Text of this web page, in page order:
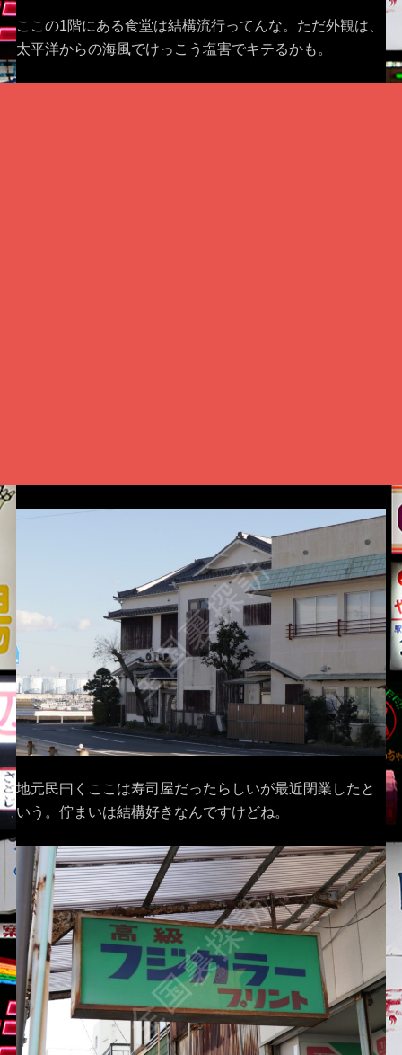
ここの1階にある食堂は結構流行ってんな。ただ外観は、
太平洋からの海風でけっこう塩害でキテるかも。
地元民曰くここは寿司屋だったらしいが最近閉業したと
いう。佇まいは結構好きなんですけどね。